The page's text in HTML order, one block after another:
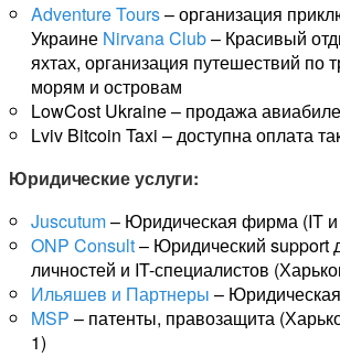
Adventure Tours– организация
Украине Nirvana Club– Красивый
яхтах, организация путешествий по
морям и островам
LowCost Ukraine – продажа
Lviv Bitcoin Taxi – доступна оплата
Юридические услуги:
Juscutum– Юридическая фирма (IT
ONP Consult– Юридический support
личностей и IT-специалистов
Ильяшев и Партнеры –
MSP – патенты, правозащита
1)